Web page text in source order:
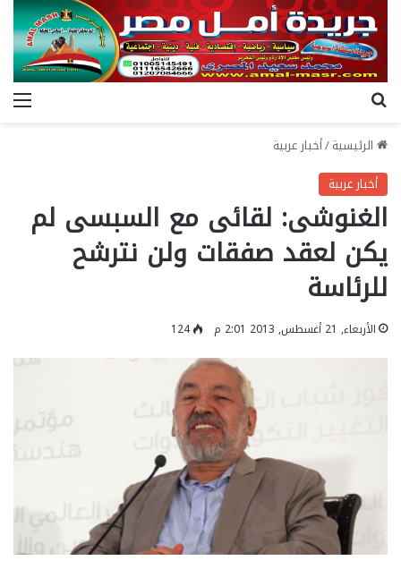
الرئيسية/أخبار عربية
أخبار عربية
الغنوشى: لقائى مع السبسى لم
يكن لعقد صفقات ولن نترشح
للرئاسة
الأربعاء, 21 أغسطس, 2013 2:01 م 124